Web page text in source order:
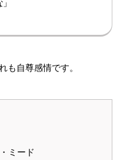
も自尊感情です。
ミード